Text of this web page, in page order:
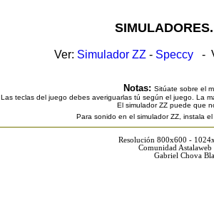
Ver: Simulador ZZ - Speccy -
Notas: Sitúate sobre el
Las teclas del juego debes averiguarlas tú según el juego. La
El simulador ZZ puede que
Para sonido en el simulador ZZ, instala
Resolución 800x600 -
Comunidad
Gabriel Chova